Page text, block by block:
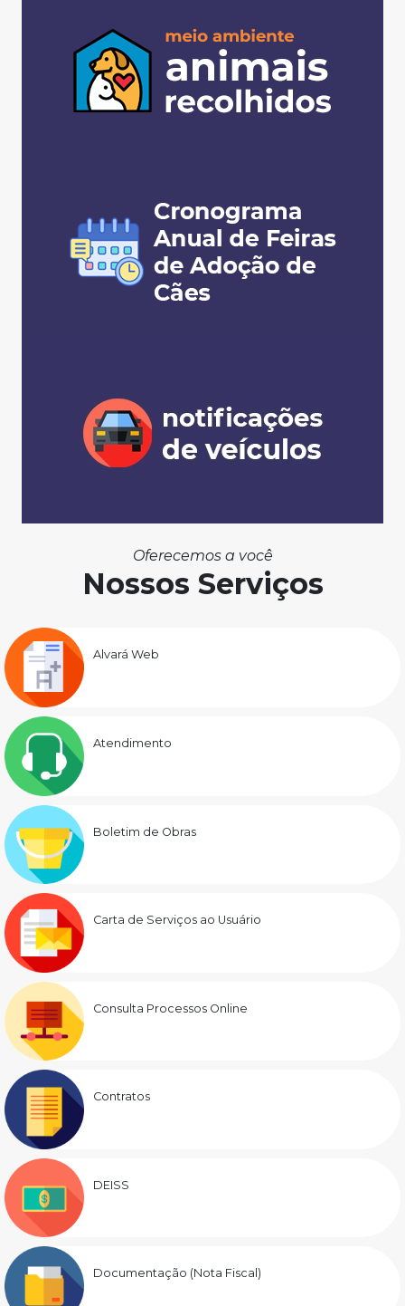
Oferecemos a você
Nossos Serviços
Alvará Web
Atendimento
Boletim de Obras
Carta de Serviços ao Usuário
Consulta Processos Online
Contratos
DEISS
Documentação (Nota Fiscal)